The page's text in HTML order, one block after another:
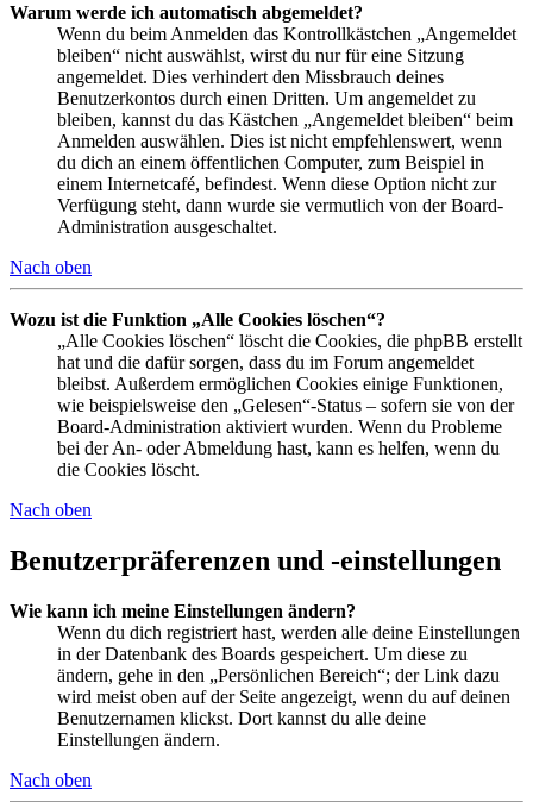
Warum werde ich automatisch abgemeldet?
Wenn du beim Anmelden das Kontrollkästchen „Angemeldet
bleiben“ nicht auswählst, wirst du nur für eine Sitzung
angemeldet. Dies verhindert den Missbrauch deines
Benutzerkontos durch einen Dritten. Um angemeldet zu
bleiben, kannst du das Kästchen „Angemeldet bleiben“ beim
Anmelden auswählen. Dies ist nicht empfehlenswert, wenn
du dich an einem öffentlichen Computer, zum Beispiel in
einem Internetcafé, befindest. Wenn diese Option nicht zur
Verfügung steht, dann wurde sie vermutlich von der Board-
Administration ausgeschaltet.
Nach oben
Wozu ist die Funktion „Alle Cookies löschen“?
„Alle Cookies löschen“ löscht die Cookies, die phpBB erstellt
hat und die dafür sorgen, dass du im Forum angemeldet
bleibst. Außerdem ermöglichen Cookies einige Funktionen,
wie beispielsweise den „Gelesen“-Status – sofern sie von der
Board-Administration aktiviert wurden. Wenn du Probleme
bei der An- oder Abmeldung hast, kann es helfen, wenn du
die Cookies löscht.
Nach oben
Benutzerpräferenzen und -einstellungen
Wie kann ich meine Einstellungen ändern?
Wenn du dich registriert hast, werden alle deine Einstellungen
in der Datenbank des Boards gespeichert. Um diese zu
ändern, gehe in den „Persönlichen Bereich“; der Link dazu
wird meist oben auf der Seite angezeigt, wenn du auf deinen
Benutzernamen klickst. Dort kannst du alle deine
Einstellungen ändern.
Nach oben